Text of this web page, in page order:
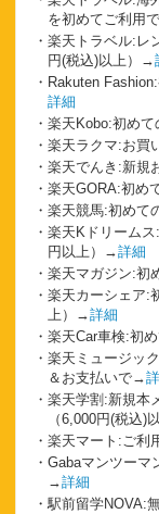
を初めてご利用
楽天トラベル:レ
円(税込)以上）→
Rakuten
詳細
楽天Kobo:初め
楽天ラクマ:お買
楽天でんき:新規
楽天GORA:初め
楽天競馬:初めて
楽天Kドリーム
円以上）→詳細
楽天マガジン:初
楽天カーシェア:
上）→詳細
楽天Car車検:初
楽天ミュージッ
＆お支払いで→
楽天学割:新規本
（6,000円(税込)
楽天マート:ご利
Gabaマンツーマ
→詳細
駅前留学NOVA: